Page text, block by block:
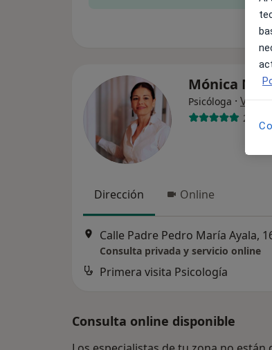
Mónica
Psicóloga · Ver
25
Dirección Online
Consulta privada y servicio online
Primera visita Psicología
Consulta online disponible